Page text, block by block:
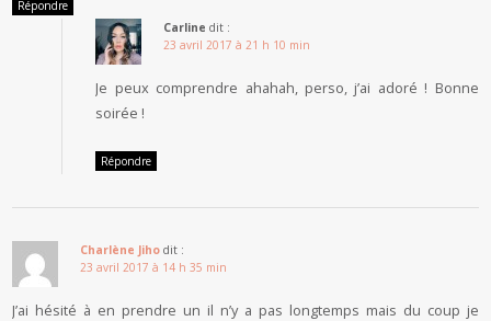
Répondre
Carline dit :
23 avril 2017 à 21 h 10 min
Je peux comprendre ahahah, perso, j’ai adoré ! Bonne
soirée !
Répondre
Charlène Jiho dit :
23 avril 2017 à 14 h 35 min
J’ai hésité à en prendre un il n’y a pas longtemps mais du coup je